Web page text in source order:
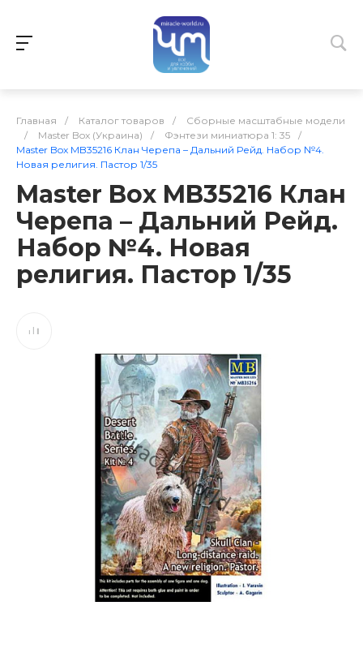
Главная / Каталог товаров /
Сборные масштабные модели
/
Master Box (Украина) / Фэнтези миниатюра 1: 35
/
Master Box MB35216 Клан Черепа – Дальний Рейд. Набор №4.
Новая религия. Пастор 1/35
Master Box MB35216 Клан
Черепа – Дальний Рейд.
Набор №4. Новая
религия. Пастор 1/35